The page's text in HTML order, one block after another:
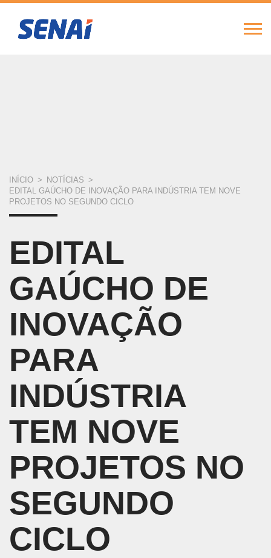
VOCÊ
ESTÁ
INÍCIO > NOTÍCIAS >
EDITAL GAÚCHO DE INOVAÇÃO PARA INDÚSTRIA TEM NOVE
PROJETOS NO SEGUNDO CICLO
EDITAL
GAÚCHO DE
INOVAÇÃO
PARA
INDÚSTRIA
TEM NOVE
PROJETOS NO
SEGUNDO
CICLO